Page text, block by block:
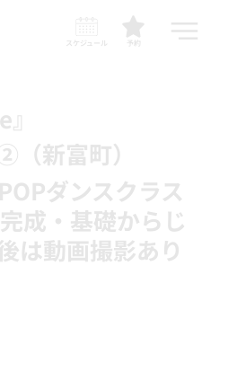
予約
スケジュール
新富町）
ダンスクラス
成・基礎からじ
は動画撮影あり